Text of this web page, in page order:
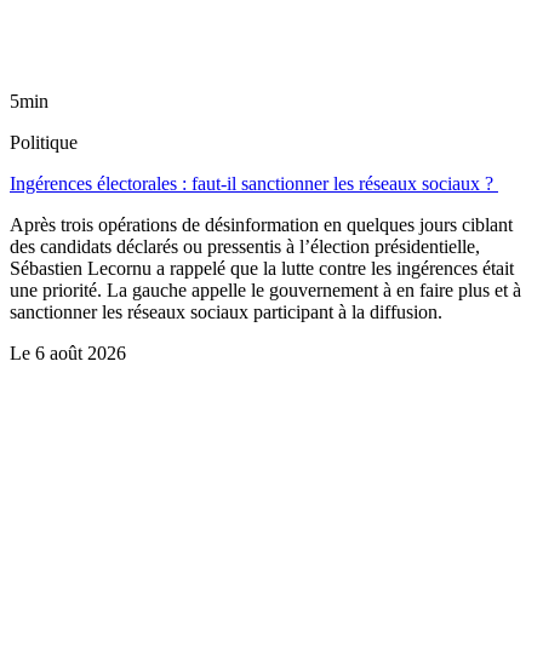
5min
Politique
Ingérences électorales : faut-il sanctionner les réseaux sociaux ?
Après trois opérations de désinformation en quelques jours ciblant
des candidats déclarés ou pressentis à l’élection présidentielle,
Sébastien Lecornu a rappelé que la lutte contre les ingérences était
une priorité. La gauche appelle le gouvernement à en faire plus et à
sanctionner les réseaux sociaux participant à la diffusion.
Le 6 août 2026